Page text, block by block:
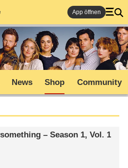
App öffnen
News Shop Community
– Season 1, Vol. 1